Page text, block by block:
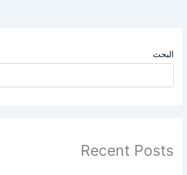
البحث
Recent Posts